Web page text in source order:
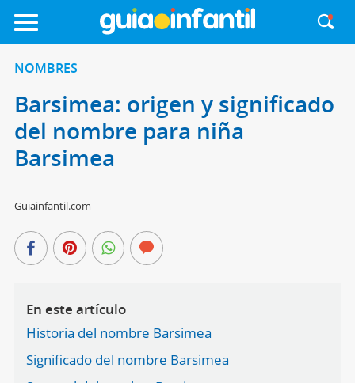
NOMBRES
Barsimea: origen y significado
del nombre para niña
Barsimea
Guiainfantil.com
En este artículo
Historia del nombre Barsimea
Significado del nombre Barsimea